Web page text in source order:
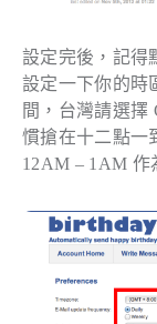
設定完後，記得
設定一下你的時
間，台灣請選擇
慣搶在十二點一
12AM – 1AM 作